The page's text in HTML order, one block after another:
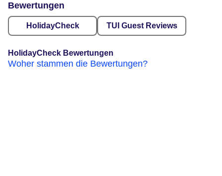
Bewertungen
HolidayCheck TUI Guest Reviews
HolidayCheck Bewertungen
Woher stammen die Bewertungen?